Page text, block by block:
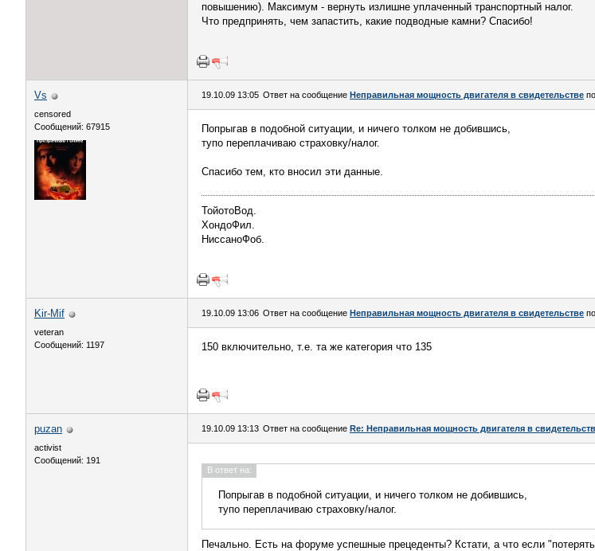
повышению). Максимум - вернуть излишне уплаченный транспортный налог.
Что предпринять, чем запастить, какие подводные камни? Спасибо!
Vs
censored
Сообщений: 67915
19.10.09 13:05 Ответ на сообщение Неправильная мощность двигателя в свидетельстве
Попрыгав в подобной ситуации, и ничего толком не добившись,
тупо переплачиваю страховку/налог.
Спасибо тем, кто вносил эти данные.
ТойотоВод.
ХондоФил.
НиссаноФоб.
Kir-Mif
veteran
Сообщений: 1197
19.10.09 13:06 Ответ на сообщение Неправильная мощность двигателя в свидетельстве
150 включительно, т.е. та же категория что 135
puzan
activist
Сообщений: 191
19.10.09 13:13 Ответ на сообщение Re: Неправильная мощность двигателя в
В ответ на:
Попрыгав в подобной ситуации, и ничего толком не добившись,
тупо переплачиваю страховку/налог.
Печально. Есть на форуме успешные прецеденты? Кстати, а что если